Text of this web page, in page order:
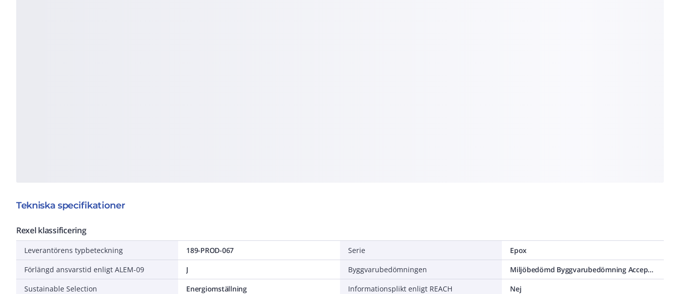
Tekniska specifikationer
Rexel klassificering
Leverantörens typbeteckning
189-PROD-067
Förlängd ansvarstid enligt ALEM-09
J
Sustainable Selection
Energiomställning
Serie
Epox
Byggvarubedömningen
Miljöbedömd Byggvarubedömning Accepteras
Informationsplikt enligt REACH
Nej